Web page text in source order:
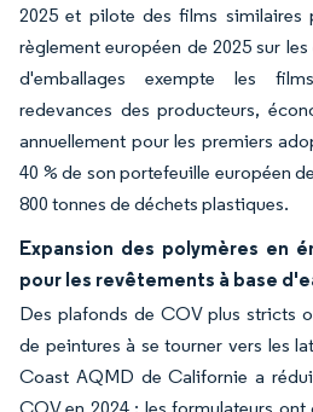
2025 et pilote des films similaires
règlement européen de 2025 sur
d'emballages exempte les
redevances des producteurs,
annuellement pour les premiers
40 % de son portefeuille européen
800 tonnes de déchets plastiques.
Expansion des polymères en
pour les revêtements à base
Des plafonds de COV plus stricts
de peintures à se tourner vers les
Coast AQMD de Californie a